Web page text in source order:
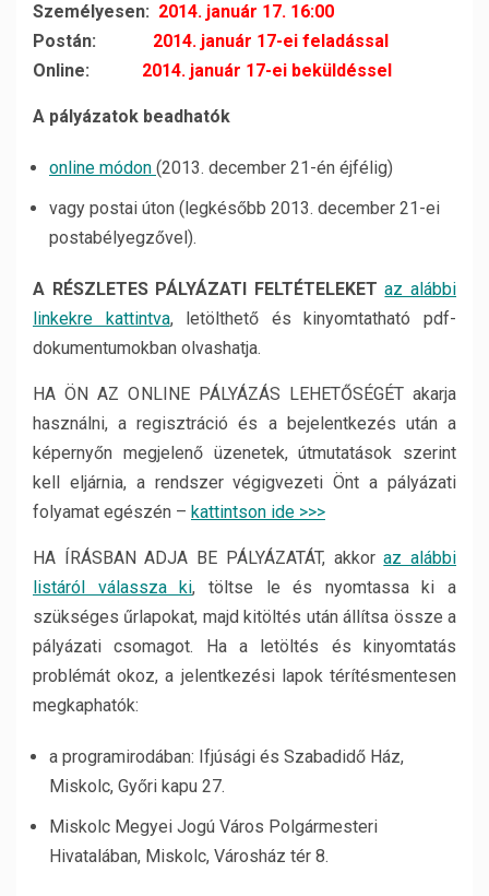
Személyesen: 2014. január 17. 16:00
Postán:
2014. január 17-ei feladással
Online:
2014. január 17-ei beküldéssel
A pályázatok beadhatók
online módon (2013. december 21-én éjfélig)
vagy postai úton (legkésőbb 2013. december 21-ei
postabélyegzővel).
A RÉSZLETES PÁLYÁZATI FELTÉTELEKET az alábbi
linkekre kattintva, letölthető és kinyomtatható pdf-
dokumentumokban olvashatja.
HA ÖN AZ ONLINE PÁLYÁZÁS LEHETŐSÉGÉT akarja
használni, a regisztráció és a bejelentkezés után a
képernyőn megjelenő üzenetek, útmutatások szerint
kell eljárnia, a rendszer végigvezeti Önt a pályázati
folyamat egészén – kattintson ide >>>
HA ÍRÁSBAN ADJA BE PÁLYÁZATÁT, akkoraz alábbi
listáról válassza ki, töltse le és nyomtassa ki a
szükséges űrlapokat, majd kitöltés után állítsa össze a
pályázati csomagot. Ha a letöltés és kinyomtatás
problémát okoz, a jelentkezési lapok térítésmentesen
megkaphatók:
a programirodában: Ifjúsági és Szabadidő Ház,
Miskolc, Győri kapu 27.
Miskolc Megyei Jogú Város Polgármesteri
Hivatalában, Miskolc, Városház tér 8.